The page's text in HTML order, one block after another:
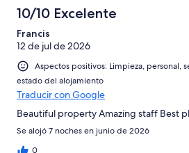
10/10 Excelente
Francis
12 de jul de 2026
Aspectos positivos: Limpieza, personal,
estado del alojamiento
Traducir con Google
Beautiful property Amazing staff Best
Se alojó 7 noches en junio de 2026
0